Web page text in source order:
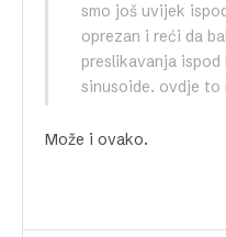
smo još uvijek
oprezan i reći da
preslikavanja
sinusoide. ovdje to
Može i ovako.